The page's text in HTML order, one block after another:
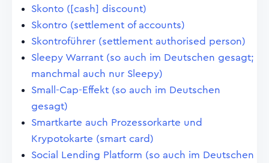
Skonto ([cash] discount)
Skontro (settlement of accounts)
Skontroführer (settlement authorised person)
Sleepy Warrant (so auch im Deutschen gesagt;
manchmal auch nur Sleepy)
Small-Cap-Effekt (so auch im Deutschen
gesagt)
Smartkarte auch Prozessorkarte und
Krypotokarte (smart card)
Social Lending Platform (so auch im Deutschen